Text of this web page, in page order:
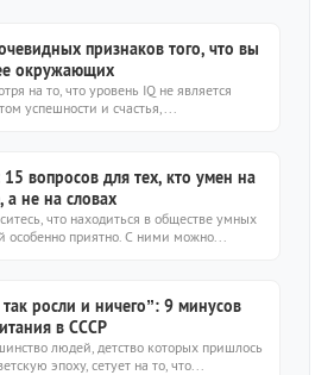
признаков того, что вы
окружающих
на то, что уровень IQ не является
успешности и счастья,...
15 вопросов для тех, кто умен на
а не на словах
что находиться в обществе умных
особенно приятно. С ними можно...
росли и ничего”: 9 минусов
в СССР
людей, детство которых пришлось
эпоху, сетует на то, что...